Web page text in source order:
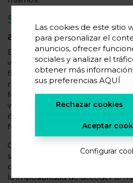
5.- Responsabilidad
a) Generalidades
El interés de CIC energiGUNE
web funcione con la
finalidad para la que ha
responsabiliza de los
formales o numéricos que
web, ni de la exactitud de la
él, ni de posibles
funcionamiento.
CIC energiGUNE no
servidor estén libres de virus y
de los daños causados por el
la imposibilidad de acceder al
Las cookies de este sitio
para personalizar el
anuncios, ofrecer
sociales y analizar el
obtener más
sus preferenciasAQUÍ
Rechazar cookies
Aceptar
Configurar